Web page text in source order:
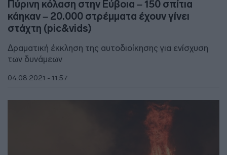
Πύρινη κόλαση στην Εύβοια – 150 σπίτια
κάηκαν – 20.000 στρέμματα έχουν γίνει
στάχτη (pic&vids)
Δραματική έκκληση της αυτοδιοίκησης για ενίσχυση
των δυνάμεων
04.08.2021 - 11:57